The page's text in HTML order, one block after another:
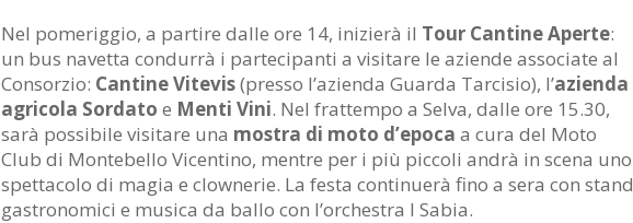
Nel pomeriggio, a partire dalle ore 14, inizierà il Tour Cantine Aperte:
un bus navetta condurrà i partecipanti a visitare le aziende associate al
Consorzio: Cantine Vitevis(presso l’azienda Guarda Tarcisio), l’azienda
agricola Sordatoe Menti Vini. Nel frattempo a Selva, dalle ore 15.30,
sarà possibile visitare una mostra di moto d’epoca a cura del Moto
Club di Montebello Vicentino, mentre per i più piccoli andrà in scena uno
spettacolo di magia e clownerie. La festa continuerà fino a sera con stand
gastronomici e musica da ballo con l’orchestra I Sabia.